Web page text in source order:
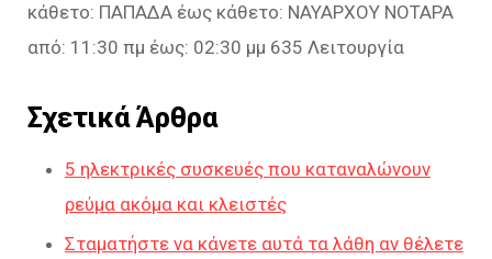
κάθετο: ΠΑΠΑΔΑ έως κάθετο: ΝΑΥΑΡΧΟΥ ΝΟΤΑΡΑ
από: 11:30 πμ έως: 02:30 μμ 635 Λειτουργία
Σχετικά Άρθρα
5 ηλεκτρικές συσκευές που καταναλώνουν
ρεύμα ακόμα και κλειστές
Σταματήστε να κάνετε αυτά τα λάθη αν θέλετε